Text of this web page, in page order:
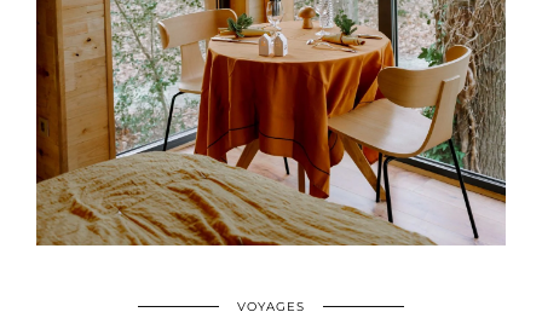
VOYAGES